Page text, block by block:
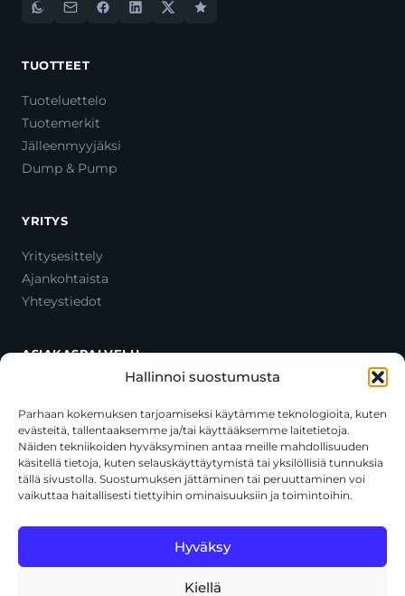
Hallinnoi suostumusta
Parhaan kokemuksen tarjoamiseksi käytämme teknologioita, kuten
evästeitä, tallentaaksemme ja/tai käyttääksemme laitetietoja.
Näiden tekniikoiden hyväksyminen antaa meille mahdollisuuden
käsitellä tietoja, kuten selauskäyttäytymistä tai yksilöllisiä tunnuksia
tällä sivustolla. Suostumuksen jättäminen tai peruuttaminen voi
vaikuttaa haitallisesti tiettyihin ominaisuuksiin ja toimintoihin.
Hyväksy
Kiellä
TUOTTEET
Tuoteluettelo
Tuotemerkit
Jälleenmyyjäksi
Dump & Pump
YRITYS
Yritysesittely
Ajankohtaista
Yhteystiedot
ASIAKASPALVELU
Oma tili
Maksutavat
Toimitustavat
Usein kysytyt kysymykset
+358 44 270 3795
asiakaspalvelu@toolcat.fi